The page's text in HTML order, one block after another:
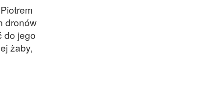
dronów
do jego
żaby,